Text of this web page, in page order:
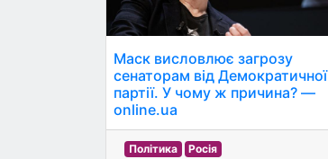
Маск висловлює загрозу
сенаторам від Демократичної
партії. У чому ж причина? —
online.ua
Політика
Росія